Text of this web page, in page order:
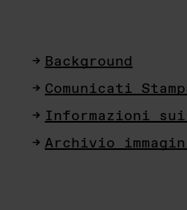
Background
Comunicati
Informazioni
Archivio